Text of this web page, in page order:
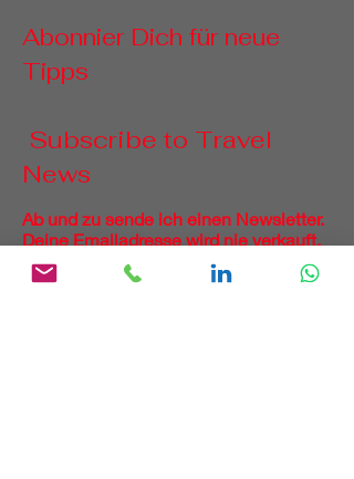
Abonnier Dich für neue
Tipps
Subscribe to Travel
News
Ab und zu sende ich einen Newsletter.
Deine Emailadresse wird nie verkauft.